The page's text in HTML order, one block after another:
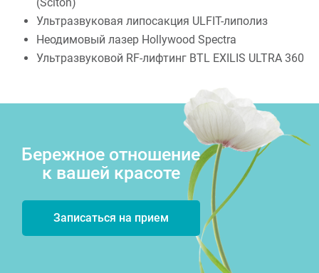
Ультразвуковая липосакция ULFIT-липолиз
Неодимовый лазер Hollywood Spectra
Ультразвуковой RF-лифтинг BTL EXILIS ULTRA 360
Бережное отношение
к вашей красоте
Записаться на прием